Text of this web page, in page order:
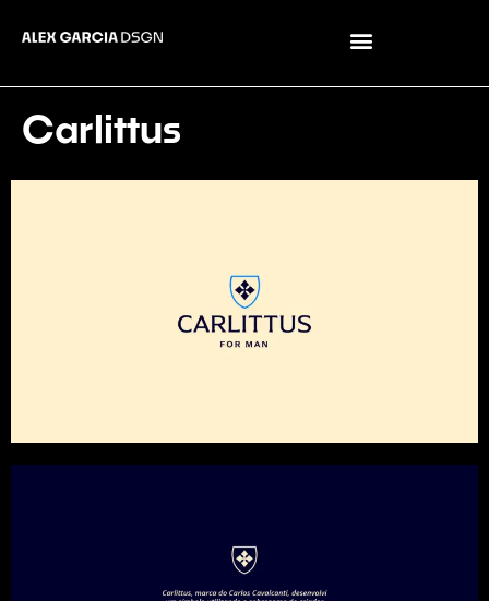
Carlittus